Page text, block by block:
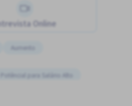
Online
Aumento
Potêncial para Salário Alto